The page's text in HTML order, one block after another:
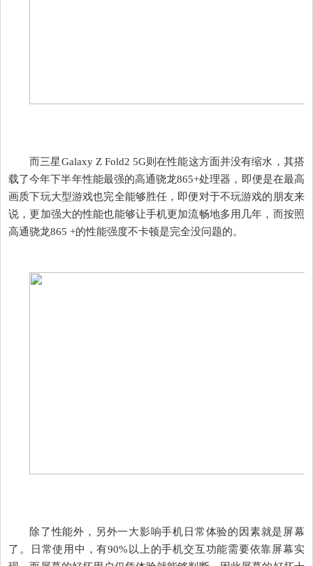
而三星Galaxy Z Fold2 5G则在性能这方面并没有缩水，其搭
载了今年下半年性能最强的高通骁龙865+处理器，即便是在最高
画质下玩大型游戏也完全能够胜任，即便对于不玩游戏的朋友来
说，更加强大的性能也能够让手机更加流畅地多用几年，而按照
高通骁龙865 +的性能强度不卡顿是完全没问题的。
除了性能外，另外一大影响手机日常体验的因素就是屏幕
了。日常使用中，有90%以上的手机交互功能需要依靠屏幕实